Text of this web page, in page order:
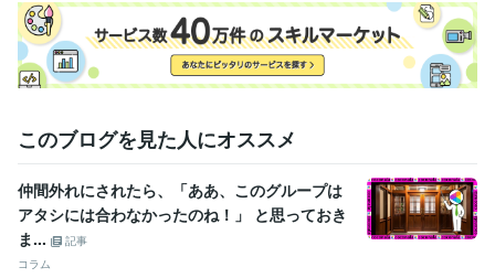
このブログを見た人にオススメ
仲間外れにされたら、「ああ、このグループは
アタシには合わなかったのね！」 と思っておき
ま...
記事
コラム